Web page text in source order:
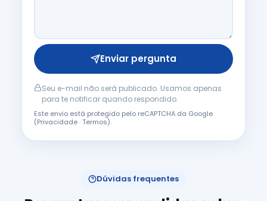
Enviar pergunta
Seu e-mail não será publicado. Usamos apenas
para te notificar quando respondido.
Este envio está protegido pelo reCAPTCHA da Google
(Privacidade·Termos).
Dúvidas frequentes